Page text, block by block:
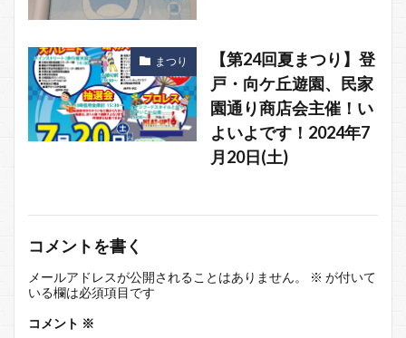
まつり
【第24回夏まつり】登
戸・向ケ丘遊園、民家
園通り商店会主催！い
よいよです！2024年7
月20日(土)
コメントを書く
メールアドレスが公開されることはありません。 ※ が付いて
いる欄は必須項目です
コメント ※